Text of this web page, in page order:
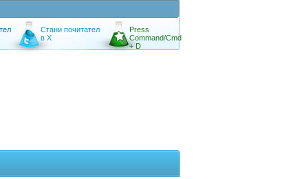
Стани почитател
в X
Press
Command/Cmd
+ D